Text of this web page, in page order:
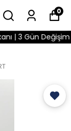
0
3 Gün Değişim